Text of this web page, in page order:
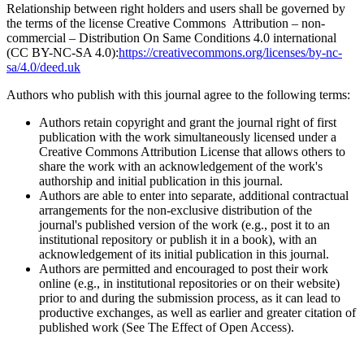
Relationship between right holders and users shall be governed by
the terms of the license Creative Commons Attribution – non-
commercial – Distribution On Same Conditions 4.0 international
(CC BY-NC-SA 4.0):https://creativecommons.org/licenses/by-nc-
sa/4.0/deed.uk
Authors who publish with this journal agree to the following terms:
Authors retain copyright and grant the journal right of first
publication with the work simultaneously licensed under a
Creative Commons Attribution License that allows others to
share the work with an acknowledgement of the work's
authorship and initial publication in this journal.
Authors are able to enter into separate, additional contractual
arrangements for the non-exclusive distribution of the
journal's published version of the work (e.g., post it to an
institutional repository or publish it in a book), with an
acknowledgement of its initial publication in this journal.
Authors are permitted and encouraged to post their work
online (e.g., in institutional repositories or on their website)
prior to and during the submission process, as it can lead to
productive exchanges, as well as earlier and greater citation of
published work (See The Effect of Open Access).